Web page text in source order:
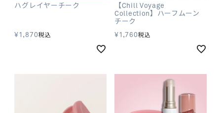
ハグレイヤーチーク
¥1,870税込
【Chill Voyage
Collection】ハーフムーン
チーク
¥1,760税込